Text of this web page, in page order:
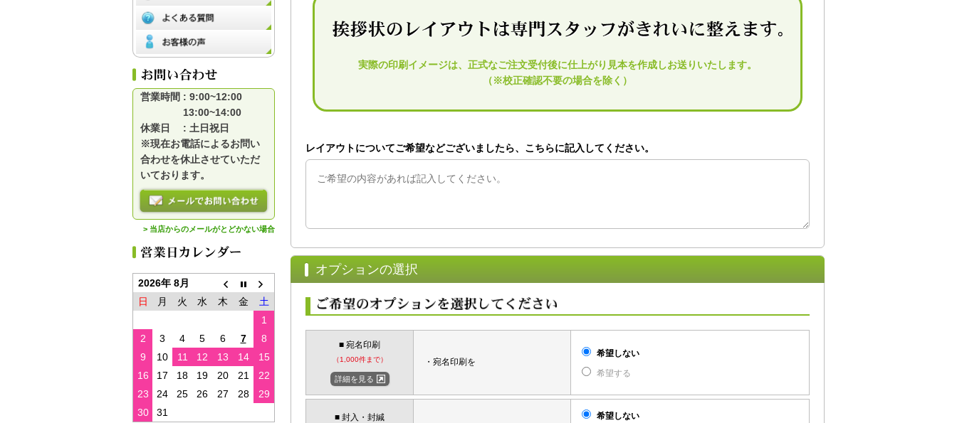
実際の印刷イメージは、正式なご注文受付後に仕上がり見本を作成しお送りいたします。
（※校正確認不要の場合を除く）
レイアウトについてご希望などございましたら、こちらに記入してください。
オプションの選択
■ 宛名印刷
（1,000件まで）
詳細を見る
・宛名印刷を
希望しない
希望する
■ 封入・封緘
希望しない
営業時間 : 9:00~12:00
13:00~14:00
休業日 : 土日祝日
※現在お電話によるお問い
合わせを休止させていただ
いております。
> 当店からのメールがとどかない場合
2026年 8月
日
月 火 水 木 金
土
1
2
3 4 5 6 7
8
9
10 11 12 13 14
15
16
17 18 19 20 21
22
23
24 25 26 27 28
29
30
31